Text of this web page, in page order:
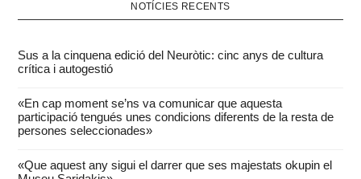
NOTÍCIES RECENTS
Sus a la cinquena edició del Neuròtic: cinc anys de cultura
crítica i autogestió
«En cap moment se’ns va comunicar que aquesta
participació tengués unes condicions diferents de la resta de
persones seleccionades»
«Que aquest any sigui el darrer que ses majestats okupin el